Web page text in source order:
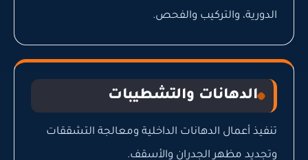
الدورية، والتركيب والفحص.
الدهانات والتشطيبات
تنفيذ أعمال الدهانات الداخلية ومعالجة التشققات
وتجديد مظهر الجدران والأسقف.